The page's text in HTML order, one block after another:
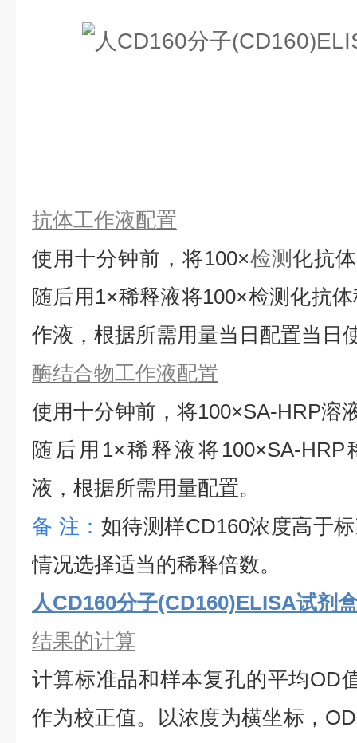
抗体工作液配置
使用十分钟前，将100×检测化抗
随后用1×稀释液将100×检测化抗
作液，根据所需用量当日配置当日
酶结合物工作液配置
使用十分钟前，将100×SA-HRP溶
随后用1×稀释液将100×SA-HRP
液，根据所需用量配置。
备 注： 如待测样CD160浓度高于
情况选择适当的稀释倍数。
人CD160分子(CD160)ELISA试剂
结果的计算
计算标准品和样本复孔的平均OD
作为校正值。以浓度为横坐标，